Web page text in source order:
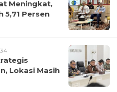
Meningkat,
5,71 Persen
Lokasi Masih